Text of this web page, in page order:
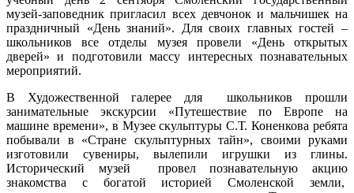
музей-заповедник пригласил всех девчонок и мальчишек на
праздничный «День знаний». Для своих главных гостей –
школьников все отделы музея провели «День открытых
дверей» и подготовили массу интересных познавательных
мероприятий.
В Художественной галерее для школьников прошли
занимательные экскурсии «Путешествие по Европе на
машине времени», в Музее скульптуры С.Т. Коненкова ребята
побывали в «Стране скульптурных тайн», своими руками
изготовили сувениры, вылепили игрушки из глины.
Исторический музей провел познавательную акцию
знакомства с богатой историей Смоленской земли,